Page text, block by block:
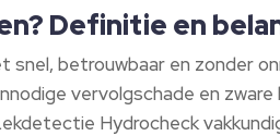
Definitie en
betrouwbaar en zonder
vervolgschade en
Hydrocheck